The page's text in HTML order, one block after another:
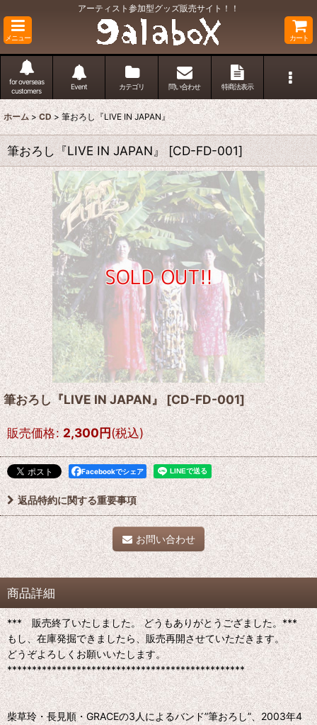
アーティスト参加型グッズ販売サイト！！
メニュー カート
for overseas
customers
Event カテゴリ 問い合わせ 特商法表示
ホーム > CD > 筆おろし『LIVE IN JAPAN』
筆おろし『LIVE IN JAPAN』 [CD-FD-001]
筆おろし『LIVE IN JAPAN』[CD-FD-001]
販売価格: 2,300円(税込)
Facebookでシェア
返品特約に関する重要事項
お問い合わせ
商品詳細
*** 販売終了いたしました。 どうもありがとうござました。***
もし、在庫発掘できましたら、販売再開させていただきます。
どうぞよろしくお願いいたします。
************************************************
柴草玲・長見順・GRACEの3人によるバンド”筆おろし”、2003年4